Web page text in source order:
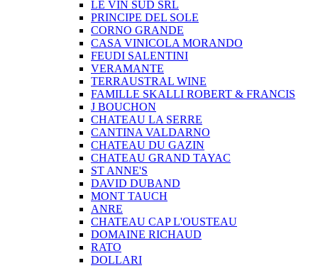
LE VIN SUD SRL
PRINCIPE DEL SOLE
CORNO GRANDE
CASA VINICOLA MORANDO
FEUDI SALENTINI
VERAMANTE
TERRAUSTRAL WINE
FAMILLE SKALLI ROBERT & FRANCIS
J BOUCHON
CHATEAU LA SERRE
CANTINA VALDARNO
CHATEAU DU GAZIN
CHATEAU GRAND TAYAC
ST ANNE'S
DAVID DUBAND
MONT TAUCH
ANRE
CHATEAU CAP L'OUSTEAU
DOMAINE RICHAUD
RATO
DOLLARI